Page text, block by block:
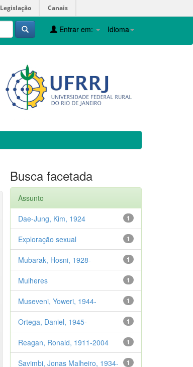
Legislação Canais
Idioma
Entrar em:
Busca facetada
Assunto
1
Dae-Jung, Kim, 1924
1
Exploração sexual
1
Mubarak, Hosni, 1928-
1
Mulheres
1
Museveni, Yoweri, 1944-
1
Ortega, Daniel, 1945-
1
Reagan, Ronald, 1911-2004
1
Savimbi, Jonas Malheiro, 1934-